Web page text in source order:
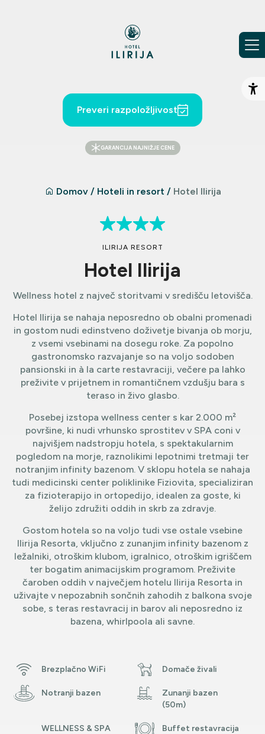
Preveri razpoložljivost
GARANCIJA NAJNIŽJE CENE
Domov / Hoteli in resort / Hotel Ilirija
ILIRIJA RESORT
Hotel Ilirija
Wellness hotel z največ storitvami v središču letovišča.
Hotel Ilirija se nahaja neposredno ob obalni promenadi
in gostom nudi edinstveno doživetje bivanja ob morju,
z vsemi vsebinami na dosegu roke. Za popolno
gastronomsko razvajanje so na voljo sodoben
pansionski in à la carte restavraciji, večere pa lahko
preživite v prijetnem in romantičnem vzdušju bara s
teraso in živo glasbo.
Posebej izstopa wellness center s kar 2.000 m²
površine, ki nudi vrhunsko sprostitev v SPA coni v
najvišjem nadstropju hotela, s spektakularnim
pogledom na morje, raznolikimi lepotnimi tretmaji ter
notranjim infinity bazenom. V sklopu hotela se nahaja
tudi medicinski center poliklinike Fiziovita, specializiran
za fizioterapijo in ortopedijo, idealen za goste, ki
želijo združiti oddih in skrb za zdravje.
Gostom hotela so na voljo tudi vse ostale vsebine
Ilirija Resorta, vključno z zunanjim infinity bazenom z
ležalniki, otroškim klubom, igralnico, otroškim igriščem
ter bogatim animacijskim programom. Preživite
čaroben oddih v največjem hotelu Ilirija Resorta in
uživajte v nepozabnih sončnih zahodih z balkona svoje
sobe, s teras restavracij in barov ali neposredno iz
bazena, whirlpoola ali savne.
Brezplačno WiFi Domače živali
Notranji bazen
Zunanji bazen
(50m)
WELLNESS & SPA Buffet restavracija